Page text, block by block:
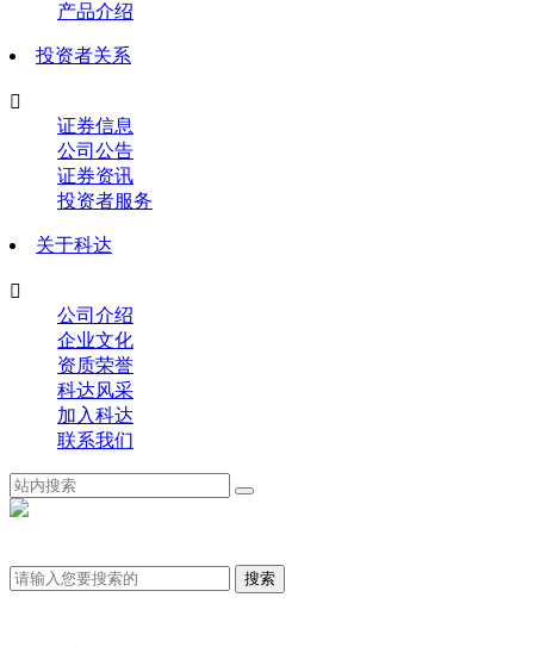
产品介绍
投资者关系

证券信息
公司公告
证券资讯
投资者服务
关于科达

公司介绍
企业文化
资质荣誉
科达风采
加入科达
联系我们